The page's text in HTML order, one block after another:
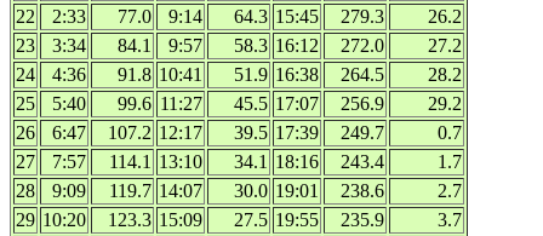
22
2:33 77.0 9:14 64.3 15:45 279.3
26.2
23
3:34 84.1 9:57 58.3 16:12 272.0
27.2
24
4:36 91.8 10:41 51.9 16:38 264.5
28.2
25
5:40 99.6 11:27 45.5 17:07 256.9
29.2
26
6:47 107.2 12:17 39.5 17:39 249.7
0.7
27
7:57 114.1 13:10 34.1 18:16 243.4
1.7
28
9:09 119.7 14:07 30.0 19:01 238.6
2.7
29 10:20 123.3 15:09 27.5 19:55 235.9
3.7